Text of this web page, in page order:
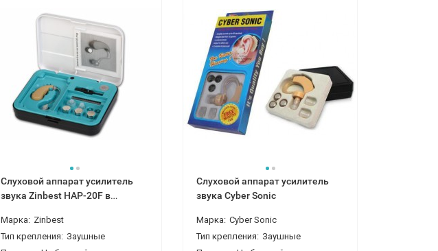
Слуховой аппарат усилитель
звука Zinbest HAP-20F в
Марка: Zinbest
Тип крепления: Заушные
Слуховой аппарат усилитель
звука Cyber Sonic
Марка: Cyber Sonic
Тип крепления: Заушные